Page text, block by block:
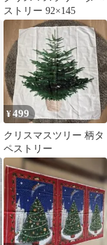
ストリー 92×145
¥499
クリスマスツリー 柄タ
ペストリー